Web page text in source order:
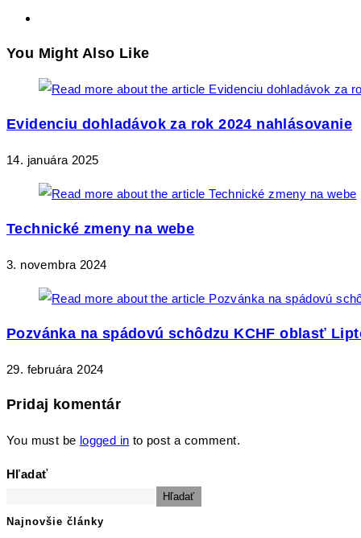
You Might Also Like
Evidenciu dohladávok za rok 2024 nahlásovanie
14. januára 2025
Technické zmeny na webe
3. novembra 2024
Pozvánka na spádovú schôdzu KCHF oblasť
29. februára 2024
Pridaj komentár
You must be logged in to post a comment.
Hľadať
Hľadať
Najnovšie články